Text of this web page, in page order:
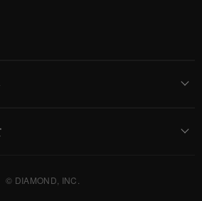
© DIAMOND, INC.